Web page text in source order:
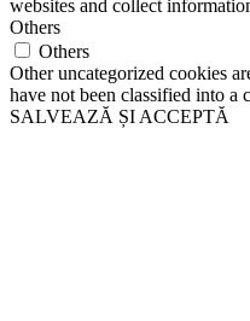
websites and collect
Others
Others
Other uncategorized cookies
have not been classified into a
SALVEAZĂ ȘI ACCEPTĂ